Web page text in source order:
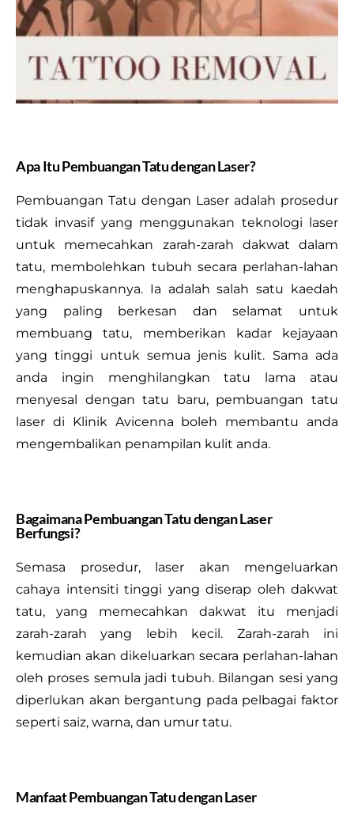
Apa Itu Pembuangan Tatu dengan Laser?
Pembuangan Tatu dengan Laser adalah prosedur
tidak invasif yang menggunakan teknologi laser
untuk memecahkan zarah-zarah dakwat dalam
tatu, membolehkan tubuh secara perlahan-lahan
menghapuskannya. Ia adalah salah satu kaedah
yang paling berkesan dan selamat untuk
membuang tatu, memberikan kadar kejayaan
yang tinggi untuk semua jenis kulit. Sama ada
anda ingin menghilangkan tatu lama atau
menyesal dengan tatu baru, pembuangan tatu
laser di Klinik Avicenna boleh membantu anda
mengembalikan penampilan kulit anda.
Bagaimana Pembuangan Tatu dengan Laser
Berfungsi?
Semasa prosedur, laser akan mengeluarkan
cahaya intensiti tinggi yang diserap oleh dakwat
tatu, yang memecahkan dakwat itu menjadi
zarah-zarah yang lebih kecil. Zarah-zarah ini
kemudian akan dikeluarkan secara perlahan-lahan
oleh proses semula jadi tubuh. Bilangan sesi yang
diperlukan akan bergantung pada pelbagai faktor
seperti saiz, warna, dan umur tatu.
Manfaat Pembuangan Tatu dengan Laser